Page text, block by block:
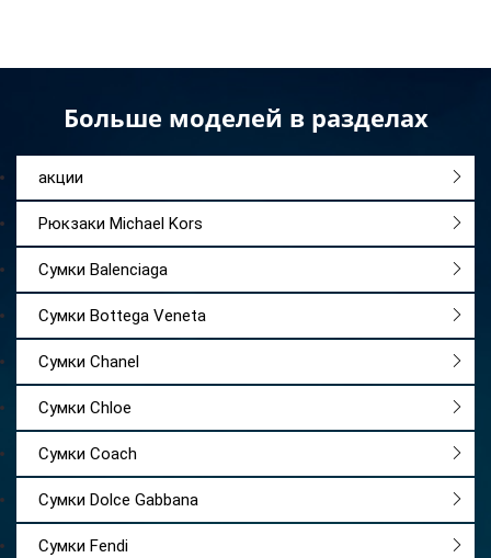
Больше моделей в разделах
акции
Рюкзаки Michael Kors
Сумки Balenciaga
Сумки Bottega Veneta
Сумки Chanel
Сумки Chloe
Сумки Coach
Сумки Dolce Gabbana
Сумки Fendi